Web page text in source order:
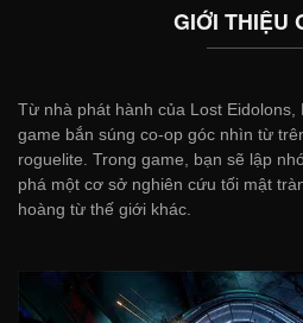
GIỚI THIỆU
Từ nhà phát hành của Lost Eidolons,
game bắn súng co-op góc nhìn từ
roguelite. Trong game, bạn sẽ lập
phá một cơ sở nghiên cứu tối mật
hoàng từ thế giới khác.